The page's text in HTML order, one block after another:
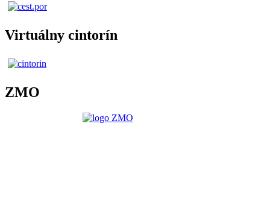
Virtuálny cintorín
ZMO